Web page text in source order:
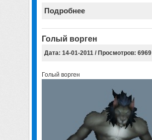
Подробнее
Голый ворген
Дата: 14-01-2011 / Просмотров: 6969
Голый ворген